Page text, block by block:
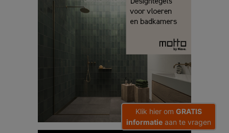
Klik hier om GRATIS
informatie aan te vragen